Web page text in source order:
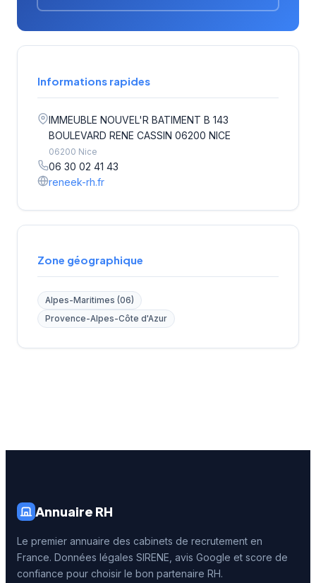
Informations rapides
IMMEUBLE NOUVEL'R BATIMENT B 143
BOULEVARD RENE CASSIN 06200 NICE
06200 Nice
06 30 02 41 43
reneek-rh.fr
Zone géographique
Alpes-Maritimes (06)
Provence-Alpes-Côte d'Azur
Annuaire RH
Le premier annuaire des cabinets de recrutement en
France. Données légales SIRENE, avis Google et score de
confiance pour choisir le bon partenaire RH.